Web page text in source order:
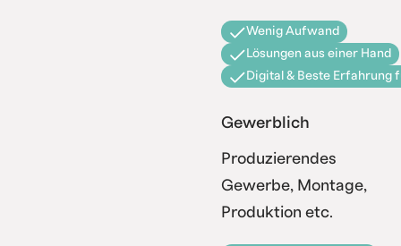
Wenig Aufwand
Lösungen aus einer Hand
Digital & Beste Erfahrung
Gewerblich
Produzierendes
Gewerbe, Montage,
Produktion etc.